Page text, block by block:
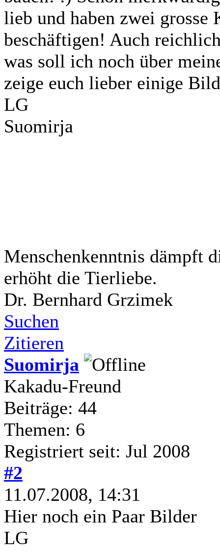
lieb und haben zwei grosse
beschäftigen! Auch
was soll ich noch über
zeige euch lieber einige
LG
Suomirja
Menschenkenntnis dämpft
erhöht die Tierliebe.
Dr. Bernhard Grzimek
Suchen
Zitieren
Suomirja
Kakadu-Freund
Beiträge: 44
Themen: 6
Registriert seit: Jul 2008
#2
11.07.2008, 14:31
Hier noch ein Paar Bilder
LG